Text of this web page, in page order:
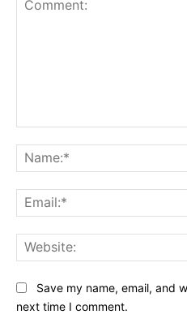
Save my name, email, and
next time I comment.